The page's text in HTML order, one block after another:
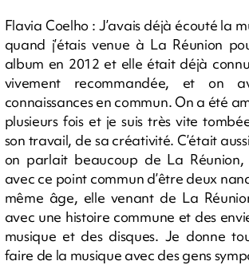
Flavia Coelho : J’avais déjà écouté la
quand j’étais venue à La Réunion
album en 2012 et elle était déjà
vivement recommandée, et on
connaissances en commun. On a été
plusieurs fois et je suis très vite
son travail, de sa créativité. C’était
on parlait beaucoup de La
avec ce point commun d’être deux
même âge, elle venant de La
avec une histoire commune et des
musique et des disques. Je donne
faire de la musique avec des gens